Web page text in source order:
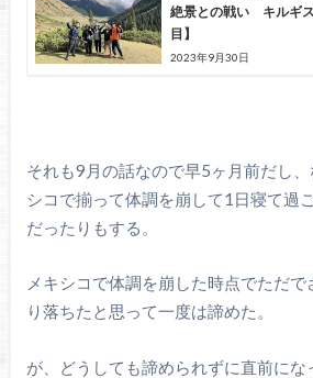
絶景との戦い キルギ
目】
2023年9月30日
それも9月の話なので早5ヶ月前だし
シコで揃って体調を崩して1日寝て過
だったりもする。
メキシコで体調を崩した時点でただで
り落ちたと思って一度は諦めた。
が、どうしても諦められずに直前にな